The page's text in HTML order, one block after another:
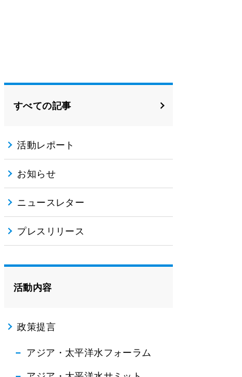
すべての記事
活動レポート
お知らせ
ニュースレター
プレスリリース
活動内容
政策提言
アジア・太平洋水フォーラム